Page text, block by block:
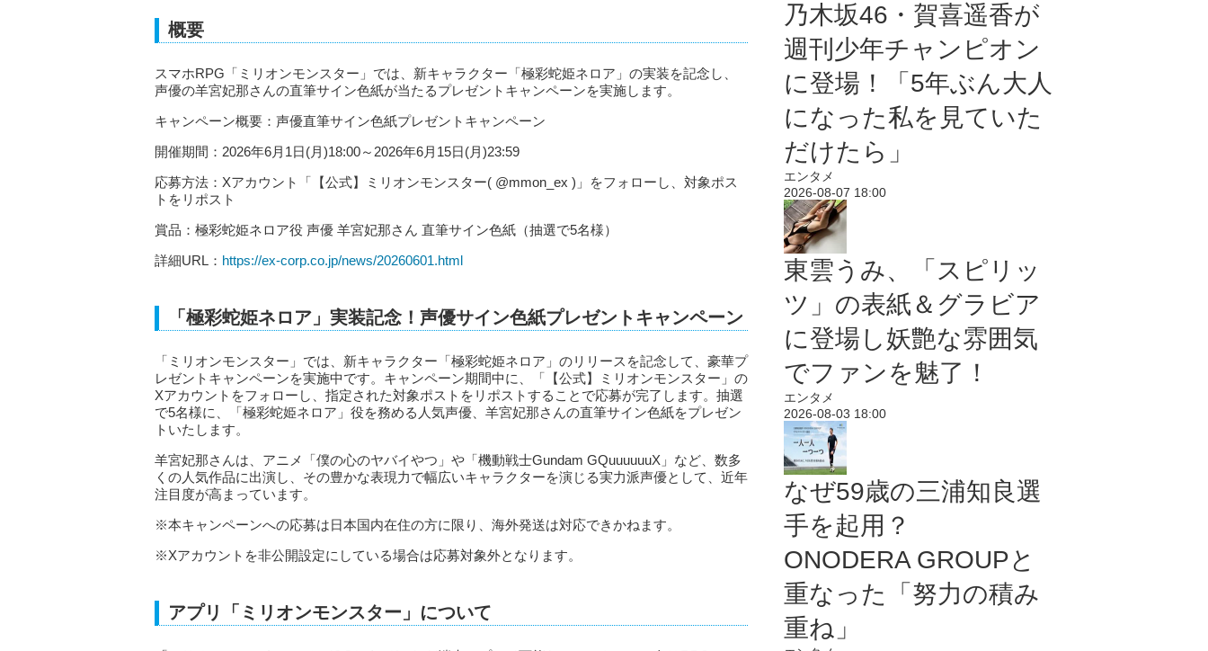
概要
スマホRPG「ミリオンモンスター」では、新キャラクター「極彩蛇姫ネロア」の実装を記念し、
声優の羊宮妃那さんの直筆サイン色紙が当たるプレゼントキャンペーンを実施します。
キャンペーン概要：声優直筆サイン色紙プレゼントキャンペーン
開催期間：2026年6月1日(月)18:00～2026年6月15日(月)23:59
応募方法：Xアカウント「【公式】ミリオンモンスター( @mmon_ex )」をフォローし、対象ポス
トをリポスト
賞品：極彩蛇姫ネロア役 声優 羊宮妃那さん 直筆サイン色紙（抽選で5名様）
詳細URL： https://ex-corp.co.jp/news/20260601.html
「極彩蛇姫ネロア」実装記念！声優サイン色紙プレゼントキャンペーン
「ミリオンモンスター」では、新キャラクター「極彩蛇姫ネロア」のリリースを記念して、豪華プ
レゼントキャンペーンを実施中です。キャンペーン期間中に、「【公式】ミリオンモンスター」の
Xアカウントをフォローし、指定された対象ポストをリポストすることで応募が完了します。抽選
で5名様に、「極彩蛇姫ネロア」役を務める人気声優、羊宮妃那さんの直筆サイン色紙をプレゼン
トいたします。
羊宮妃那さんは、アニメ「僕の心のヤバイやつ」や「機動戦士Gundam GQuuuuuuX」など、数多
くの人気作品に出演し、その豊かな表現力で幅広いキャラクターを演じる実力派声優として、近年
注目度が高まっています。
※本キャンペーンへの応募は日本国内在住の方に限り、海外発送は対応できかねます。
※Xアカウントを非公開設定にしている場合は応募対象外となります。
アプリ「ミリオンモンスター」について
乃木坂46・賀喜遥香が
週刊少年チャンピオン
に登場！「5年ぶん大人
になった私を見ていた
だけたら」
エンタメ
2026-08-07 18:00
東雲うみ、「スピリッ
ツ」の表紙＆グラビア
に登場し妖艶な雰囲気
でファンを魅了！
エンタメ
2026-08-03 18:00
なぜ59歳の三浦知良選
手を起用？
ONODERA GROUPと
重なった「努力の積み
重ね」